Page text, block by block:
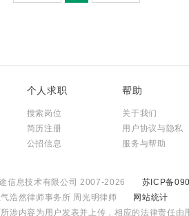
个人求职
搜索岗位
简历注册
公招信息
帮助
关于我们
用户协议与隐私
服务与帮助
信息技术有限公司 2007-2026 苏ICP备
浩然律师事务所 周光明律师
网站统计
涉内容为用户发表并上传，相应的法律责任